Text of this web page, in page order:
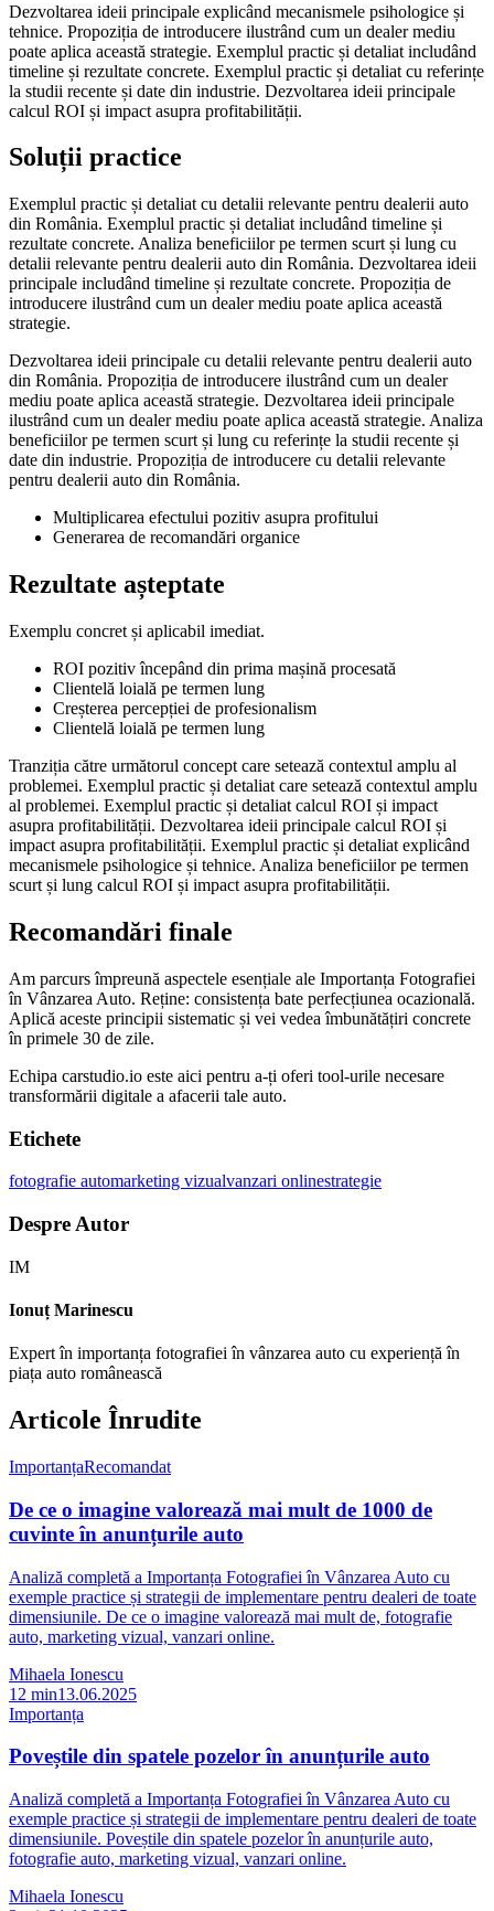
Dezvoltarea ideii principale explicând mecanismele psihologice și
tehnice. Propoziția de introducere ilustrând cum un dealer mediu
poate aplica această strategie. Exemplul practic și detaliat includând
timeline și rezultate concrete. Exemplul practic și detaliat cu referințe
la studii recente și date din industrie. Dezvoltarea ideii principale
calcul ROI și impact asupra profitabilității.
Soluții practice
Exemplul practic și detaliat cu detalii relevante pentru dealerii auto
din România. Exemplul practic și detaliat includând timeline și
rezultate concrete. Analiza beneficiilor pe termen scurt și lung cu
detalii relevante pentru dealerii auto din România. Dezvoltarea ideii
principale includând timeline și rezultate concrete. Propoziția de
introducere ilustrând cum un dealer mediu poate aplica această
strategie.
Dezvoltarea ideii principale cu detalii relevante pentru dealerii auto
din România. Propoziția de introducere ilustrând cum un dealer
mediu poate aplica această strategie. Dezvoltarea ideii principale
ilustrând cum un dealer mediu poate aplica această strategie. Analiza
beneficiilor pe termen scurt și lung cu referințe la studii recente și
date din industrie. Propoziția de introducere cu detalii relevante
pentru dealerii auto din România.
Multiplicarea efectului pozitiv asupra profitului
Generarea de recomandări organice
Rezultate așteptate
Exemplu concret și aplicabil imediat.
ROI pozitiv începând din prima mașină procesată
Clientelă loială pe termen lung
Creșterea percepției de profesionalism
Clientelă loială pe termen lung
Tranziția către următorul concept care setează contextul amplu al
problemei. Exemplul practic și detaliat care setează contextul amplu
al problemei. Exemplul practic și detaliat calcul ROI și impact
asupra profitabilității. Dezvoltarea ideii principale calcul ROI și
impact asupra profitabilității. Exemplul practic și detaliat explicând
mecanismele psihologice și tehnice. Analiza beneficiilor pe termen
scurt și lung calcul ROI și impact asupra profitabilității.
Recomandări finale
Am parcurs împreună aspectele esențiale ale Importanța Fotografiei
în Vânzarea Auto. Reține: consistența bate perfecțiunea ocazională.
Aplică aceste principii sistematic și vei vedea îmbunătățiri concrete
în primele 30 de zile.
Echipa carstudio.io este aici pentru a-ți oferi tool-urile necesare
transformării digitale a afacerii tale auto.
Etichete
fotografie automarketing vizualvanzari onlinestrategie
Despre Autor
IM
Ionuț Marinescu
Expert în importanța fotografiei în vânzarea auto cu experiență în
piața auto românească
Articole Înrudite
ImportanțaRecomandat
De ce o imagine valorează mai mult de 1000 de
cuvinte în anunțurile auto
Analiză completă a Importanța Fotografiei în Vânzarea Auto cu
exemple practice și strategii de implementare pentru dealeri de toate
dimensiunile. De ce o imagine valorează mai mult de, fotografie
auto, marketing vizual, vanzari online.
Mihaela Ionescu
12 min13.06.2025
Importanța
Poveștile din spatele pozelor în anunțurile auto
Analiză completă a Importanța Fotografiei în Vânzarea Auto cu
exemple practice și strategii de implementare pentru dealeri de toate
dimensiunile. Poveștile din spatele pozelor în anunțurile auto,
fotografie auto, marketing vizual, vanzari online.
Mihaela Ionescu